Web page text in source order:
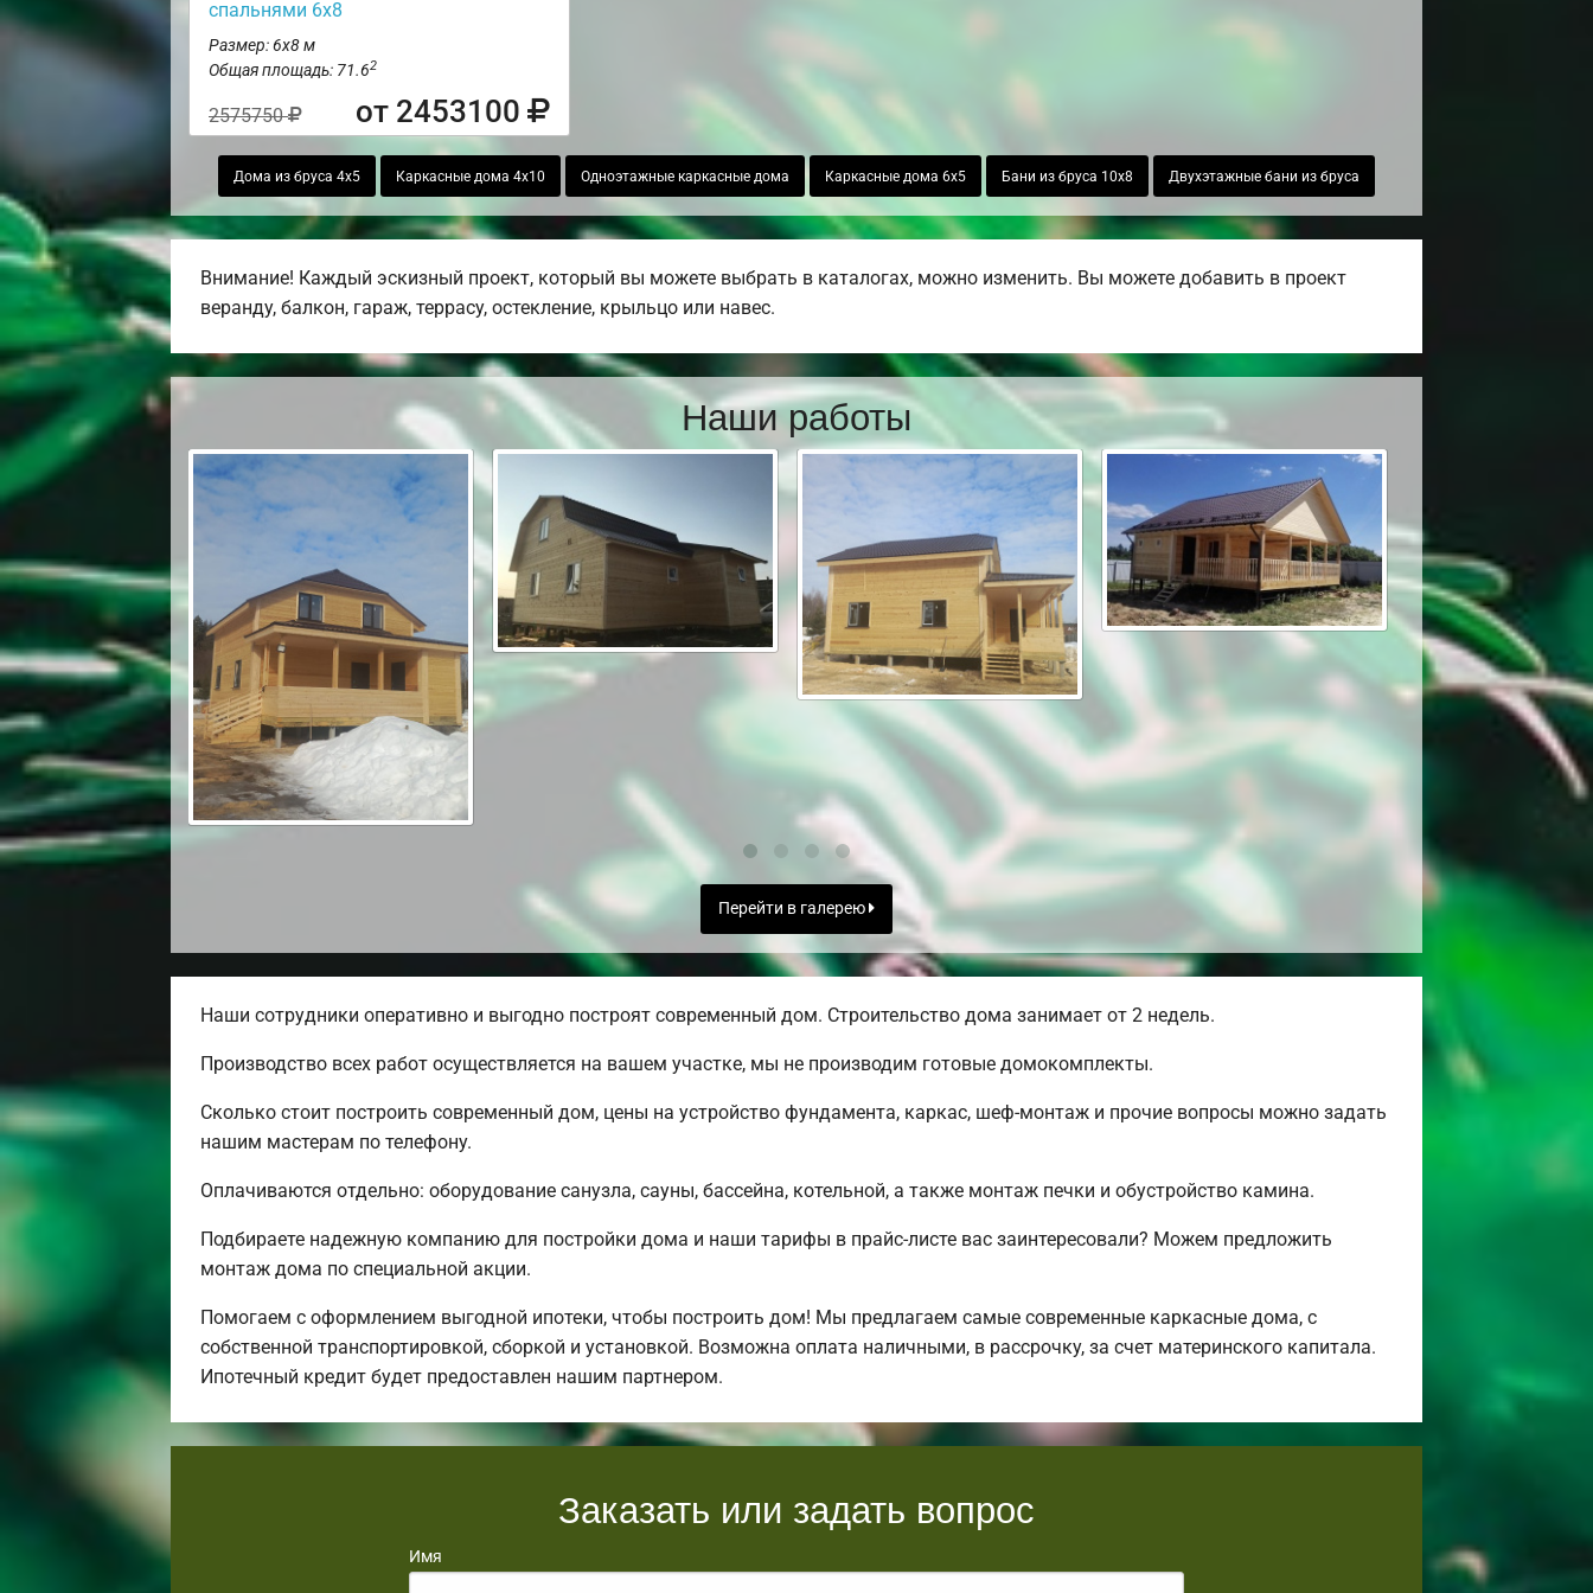
спальнями 6х8
Размер: 6х8 м
Общая площадь: 71.62
2575750 от 2453100
Дома из бруса 4х5 Каркасные дома 4х10 Одноэтажные каркасные дома Каркасные дома 6х5 Бани из бруса 10х8 Двухэтажные бани из бруса
Внимание! Каждый эскизный проект, который вы можете выбрать в каталогах, можно изменить. Вы можете добавить в проект
веранду, балкон, гараж, террасу, остекление, крыльцо или навес.
Наши работы
Перейти в галерею
Наши сотрудники оперативно и выгодно построят современный дом. Строительство дома занимает от 2 недель.
Производство всех работ осуществляется на вашем участке, мы не производим готовые домокомплекты.
Сколько стоит построить современный дом, цены на устройство фундамента, каркас, шеф-монтаж и прочие вопросы можно задать
нашим мастерам по телефону.
Оплачиваются отдельно: оборудование санузла, сауны, бассейна, котельной, а также монтаж печки и обустройство камина.
Подбираете надежную компанию для постройки дома и наши тарифы в прайс-листе вас заинтересовали? Можем предложить
монтаж дома по специальной акции.
Помогаем с оформлением выгодной ипотеки, чтобы построить дом! Мы предлагаем самые современные каркасные дома, с
собственной транспортировкой, сборкой и установкой. Возможна оплата наличными, в рассрочку, за счет материнского капитала.
Ипотечный кредит будет предоставлен нашим партнером.
Заказать или задать вопрос
Имя